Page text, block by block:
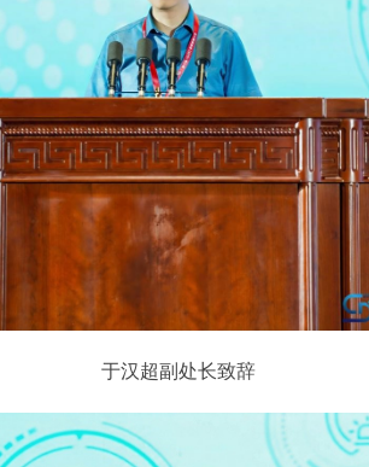
于汉超副处长致辞